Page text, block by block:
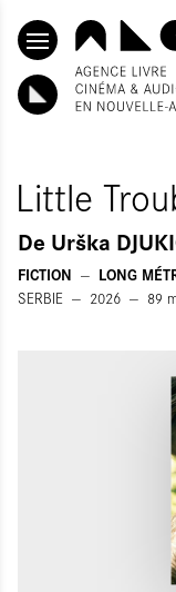
Little
De Urška
FICTION LONG
SERBIE
2026 89